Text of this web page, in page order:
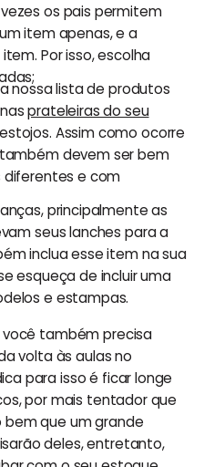
os pais permitem
item apenas, e a
Por isso, escolha
nossa lista de produtos
prateleiras do seu
Assim como ocorre
devem ser bem
diferentes e com
principalmente as
seus lanches para a
inclua esse item na sua
esqueça de incluir uma
e estampas.
você também precisa
volta às aulas no
para isso é ficar longe
por mais tentador que
bem que um grande
deles, entretanto,